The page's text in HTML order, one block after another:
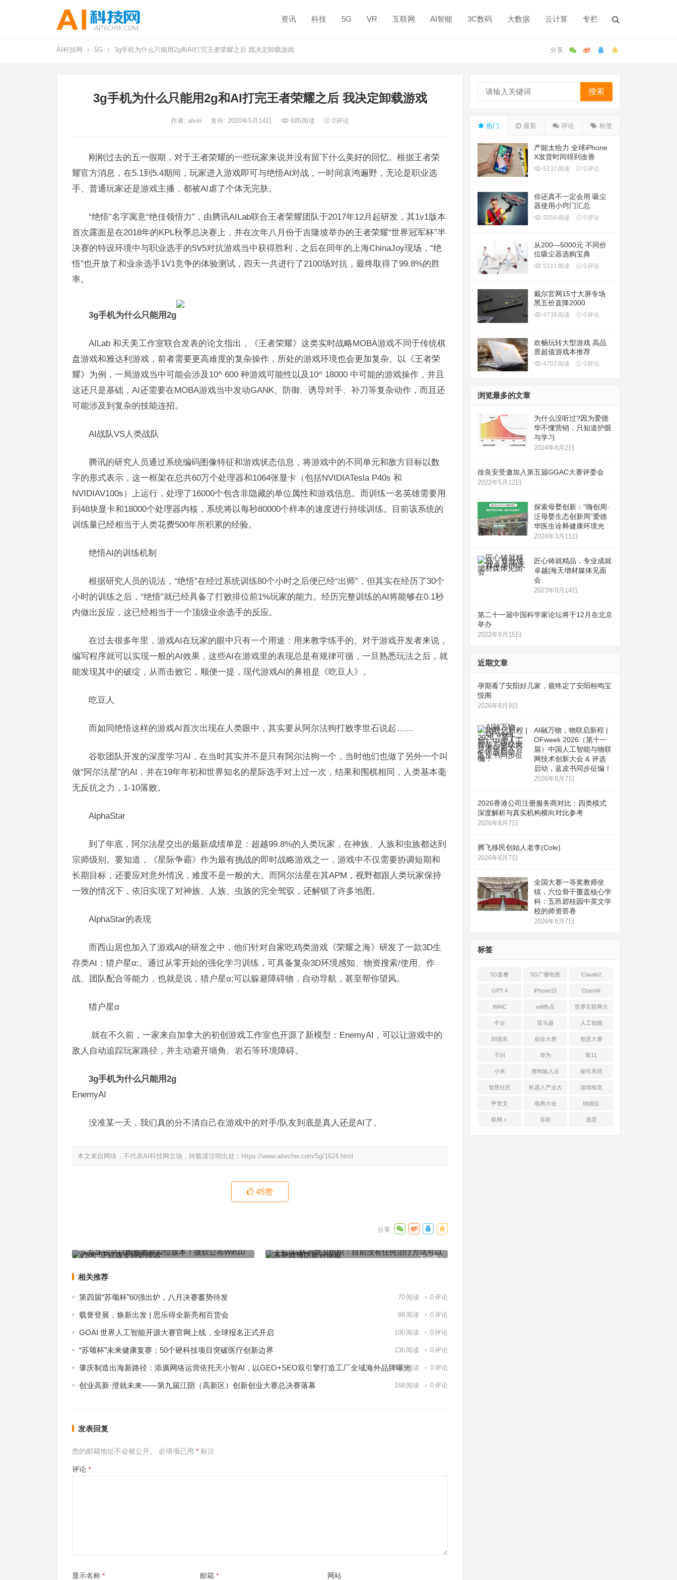
资讯 科技 5G VR 互联网 AI智能 3C数码 大数据 云计算 专栏
AI科技网 5G 3g手机为什么只能用2g和AI打完王者荣耀之后 我决定卸载游戏
3g手机为什么只能用2g和AI打完王者荣耀之后 我决定卸载游戏
作者: alvin 发布: 2020年5月14日 685阅读 0评论
刚刚过去的五一假期，对于王者荣耀的一些玩家来说并没有留下什么美好的回忆。根据王者荣
耀官方消息，在5.1到5.4期间，玩家进入游戏即可与绝悟AI对战，一时间哀鸿遍野，无论是职业选
手、普通玩家还是游戏主播，都被AI虐了个体无完肤。
“绝悟”名字寓意“绝佳领悟力”，由腾讯AILab联合王者荣耀团队于2017年12月起研发，其1v1版本
首次露面是在2018年的KPL秋季总决赛上，并在次年八月份于吉隆坡举办的王者荣耀“世界冠军杯”半
决赛的特设环境中与职业选手的5V5对抗游戏当中获得胜利，之后在同年的上海ChinaJoy现场，“绝
悟”也开放了和业余选手1V1竞争的体验测试，四天一共进行了2100场对抗，最终取得了99.8%的胜
率。
3g手机为什么只能用2g
AILab 和天美工作室联合发表的论文指出，《王者荣耀》这类实时战略MOBA游戏不同于传统棋
盘游戏和雅达利游戏，前者需要更高难度的复杂操作，所处的游戏环境也会更加复杂。以《王者荣
耀》为例，一局游戏当中可能会涉及10^ 600 种游戏可能性以及10^ 18000 中可能的游戏操作，并且
这还只是基础，AI还需要在MOBA游戏当中发动GANK、防御、诱导对手、补刀等复杂动作，而且还
可能涉及到复杂的技能连招。
AI战队VS人类战队
腾讯的研究人员通过系统编码图像特征和游戏状态信息，将游戏中的不同单元和敌方目标以数
字的形式表示，这一框架在总共60万个处理器和1064张显卡（包括NVIDIATesla P40s 和
NVIDIAV100s）上运行，处理了16000个包含非隐藏的单位属性和游戏信息。而训练一名英雄需要用
到48块显卡和18000个处理器内核，系统将以每秒80000个样本的速度进行持续训练。目前该系统的
训练量已经相当于人类花费500年所积累的经验。
绝悟AI的训练机制
根据研究人员的说法，“绝悟”在经过系统训练80个小时之后便已经“出师”，但其实在经历了30个
小时的训练之后，“绝悟”就已经具备了打败排位前1%玩家的能力。经历完整训练的AI将能够在0.1秒
内做出反应，这已经相当于一个顶级业余选手的反应。
在过去很多年里，游戏AI在玩家的眼中只有一个用途：用来教学练手的。对于游戏开发者来说，
编写程序就可以实现一般的AI效果，这些AI在游戏里的表现总是有规律可循，一旦熟悉玩法之后，就
能发现其中的破绽，从而击败它，顺便一提，现代游戏AI的鼻祖是《吃豆人》。
吃豆人
而如同绝悟这样的游戏AI首次出现在人类眼中，其实要从阿尔法狗打败李世石说起……
谷歌团队开发的深度学习AI，在当时其实并不是只有阿尔法狗一个，当时他们也做了另外一个叫
做“阿尔法星”的AI，并在19年年初和世界知名的星际选手对上过一次，结果和围棋相同，人类基本毫
无反抗之力，1-10落败。
AlphaStar
到了年底，阿尔法星交出的最新成绩单是：超越99.8%的人类玩家，在神族、人族和虫族都达到
宗师级别。要知道，《星际争霸》作为最有挑战的即时战略游戏之一，游戏中不仅需要协调短期和
长期目标，还要应对意外情况，难度不是一般的大。而阿尔法星在其APM，视野都跟人类玩家保持
一致的情况下，依旧实现了对神族、人族、虫族的完全驾驭，还解锁了许多地图。
AlphaStar的表现
而西山居也加入了游戏AI的研发之中，他们针对自家吃鸡类游戏《荣耀之海》研发了一款3D生
存类AI：猎户星α;。通过从零开始的强化学习训练，可具备复杂3D环境感知、物资搜索/使用、作
战、团队配合等能力，也就是说，猎户星α;可以躲避障碍物，自动导航，甚至帮你望风。
猎户星α
就在不久前，一家来自加拿大的初创游戏工作室也开源了新模型：EnemyAI，可以让游戏中的
敌人自动追踪玩家路径，并主动避开墙角、岩石等环境障碍。
3g手机为什么只能用2g
EnemyAI
没准某一天，我们真的分不清自己在游戏中的对手/队友到底是真人还是AI了。
本文来自网络，不代表AI科技网立场，转载请注明出处： https://www.aitechw.com/5g/1624.html
45赞
上一篇
式版支持处理器
下一篇
预防新冠病毒
相关推荐
第四届“苏颂杯”60强出炉，八月决赛蓄势待发 70 阅读 0评论
载誉登展，焕新出发 | 思乐得全新亮相百货会 88 阅读 0评论
GOAI 世界人工智能开源大赛官网上线，全球报名正式开启 100 阅读 0评论
“苏颂杯”未来健康复赛：50个硬科技项目突破医疗创新边界 136 阅读 0评论
肇庆制造出海新路径：添廣网络运营依托天小智AI，以GEO+SEO双引擎打造工厂全域海外品牌曝光
149阅读 0评论
创业高新·澄就未来——第九届江阴（高新区）创新创业大赛总决赛落幕 168 阅读 0评论
发表回复
您的邮箱地址不会被公开。 必填项已用 * 标注
评论 *
显示名称 * 邮箱 * 网站
搜索
热门 最新 评论 标签
产能太给力 全球iPhone
X发货时间得到改善
5137 阅读 0评论
你还真不一定会用 吸尘
器使用小窍门汇总
5056 阅读 0评论
从200—5000元 不同价
位吸尘器选购宝典
5311 阅读 0评论
戴尔官网15寸大屏专场
黑五价直降2000
4738 阅读 0评论
欢畅玩转大型游戏 高品
质超值游戏本推荐
4702 阅读 0评论
浏览最多的文章
为什么没听过?因为爱德
华不懂营销，只知道护眼
与学习
2024年8月2日
徐良安受邀加入第五届GGAC大赛评委会
2022年5月12日
探索母婴创新：“嗨创周·
泛母婴生态创新周”爱德
华医生诠释健康环境光
2024年3月11日
匠心铸就精品，专业成就
卓越|海天增材媒体见面
会
2023年9月14日
第二十一届中国科学家论坛将于12月在北京
举办
2022年9月15日
近期文章
孕期看了安阳好几家，最终定了安阳桓鸣宝
悦阁
2026年8月9日
AI融万物，物联启新程 |
OFweek 2026（第十一
届）中国人工智能与物联
网技术创新大会 & 评选
启动，蓝皮书同步征编！
2026年8月7日
2026香港公司注册服务商对比：四类模式
深度解析与真实机构横向对比参考
2026年8月7日
腾飞移民创始人老李(Cole)
2026年8月7日
全国大赛一等奖教师坐
镇，六位骨干覆盖核心学
科：五邑碧桂园中英文学
校的师资答卷
2026年8月7日
标签
5G套餐 5G广播电视 Claude2
GPT-4 iPhone15 OpenAI
WAIC wifi热点 世界互联网大
会
中台 亚马逊 人工智能
刘强东 创业大赛 创意大赛
千问 华为 双11
小米 搜狗输入法 操作系统
智慧社区 机器人产业大
会
游戏电竞
甲骨文 电商大会 纳德拉
联网＋ 谷歌 迅雷